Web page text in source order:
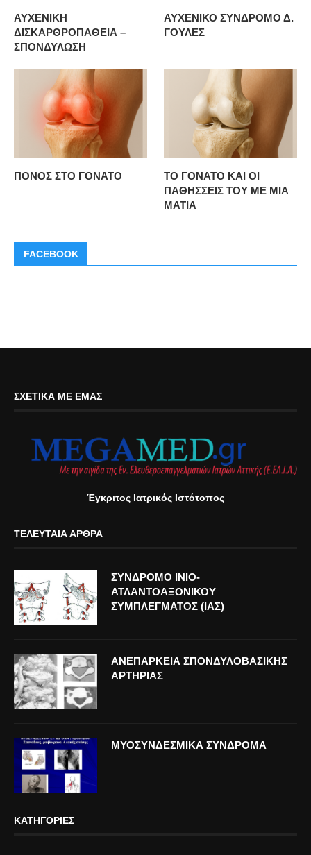
ΑΥΧΕΝΙΚΗ
ΔΙΣΚΑΡΘΡΟΠΑΘΕΙΑ –
ΣΠΟΝΔΥΛΩΣΗ
ΑΥΧΕΝΙΚΟ ΣΥΝΔΡΟΜΟ Δ.
ΓΟΥΛΕΣ
ΠΟΝΟΣ ΣΤΟ ΓΟΝΑΤΟ
ΤΟ ΓΟΝΑΤΟ ΚΑΙ ΟΙ
ΠΑΘΗΣΣΕΙΣ ΤΟΥ ΜΕ ΜΙΑ
ΜΑΤΙΑ
FACEBOOK
ΣΧΕΤΙΚΆ ΜΕ ΕΜΆΣ
Έγκριτος Ιατρικός Ιστότοπος
ΤΕΛΕΥΤΑΊΑ ΆΡΘΡΑ
ΣΥΝΔΡΟΜΟ ΙΝΙΟ-
ΑΤΛΑΝΤΟΑΞΟΝΙΚΟΥ
ΣΥΜΠΛΕΓΜΑΤΟΣ (ΙΑΣ)
ΑΝΕΠΑΡΚΕΙΑ ΣΠΟΝΔΥΛΟΒΑΣΙΚΗΣ
ΑΡΤΗΡΙΑΣ
ΜΥΟΣΥΝΔΕΣΜΙΚΑ ΣΥΝΔΡΟΜΑ
ΚΑΤΗΓΟΡΊΕΣ